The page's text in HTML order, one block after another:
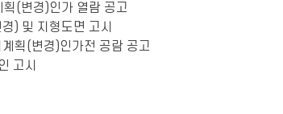
(변경)인가 열람 공고
) 및 지형도면 고시
획(변경)인가전 공람 공고
고시